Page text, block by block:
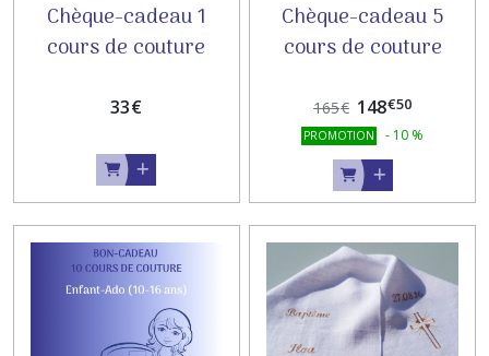
Chèque-cadeau 1
cours de couture
33€
Chèque-cadeau 5
cours de couture
165€ 148€50
PROMOTION - 10 %